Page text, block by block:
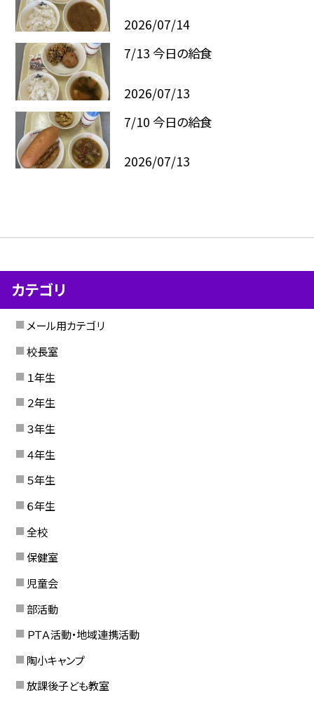
2026/07/14
7/13 今日の給食
2026/07/13
7/10 今日の給食
2026/07/13
カテゴリ
メール用カテゴリ
校長室
１年生
２年生
３年生
４年生
５年生
６年生
全校
保健室
児童会
部活動
ＰＴＡ活動・地域連携活動
陶小キャンプ
放課後子ども教室